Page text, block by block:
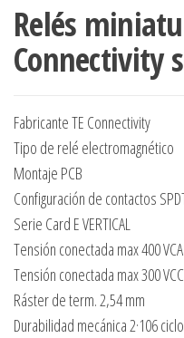
Relés
Connectivity
Fabricante TE Connectivity
Tipo de relé electromagnético
Montaje PCB
Configuración de contactos
Serie Card E VERTICAL
Tensión conectada max 400 VCA
Tensión conectada max 300 VCC
Ráster de term. 2,54 mm
Durabilidad mecánica 2·106